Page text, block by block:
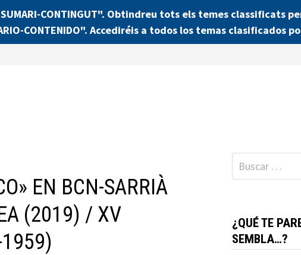
CONTINGUT". Obtindreu tots els temes classificats
CONTENIDO". Accediréis a todos los temas clasificados
EN BCN-SARRIÀ
(2019) / XV
1959)
Buscar:
¿QUÉ TE
SEMBLA…?